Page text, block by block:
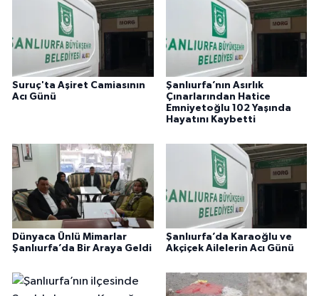
Suruç'ta Aşiret Camiasının
Acı Günü
Şanlıurfa’nın Asırlık
Çınarlarından Hatice
Emniyetoğlu 102 Yaşında
Hayatını Kaybetti
Dünyaca Ünlü Mimarlar
Şanlıurfa’da Bir Araya Geldi
Şanlıurfa’da Karaoğlu ve
Akçiçek Ailelerin Acı Günü